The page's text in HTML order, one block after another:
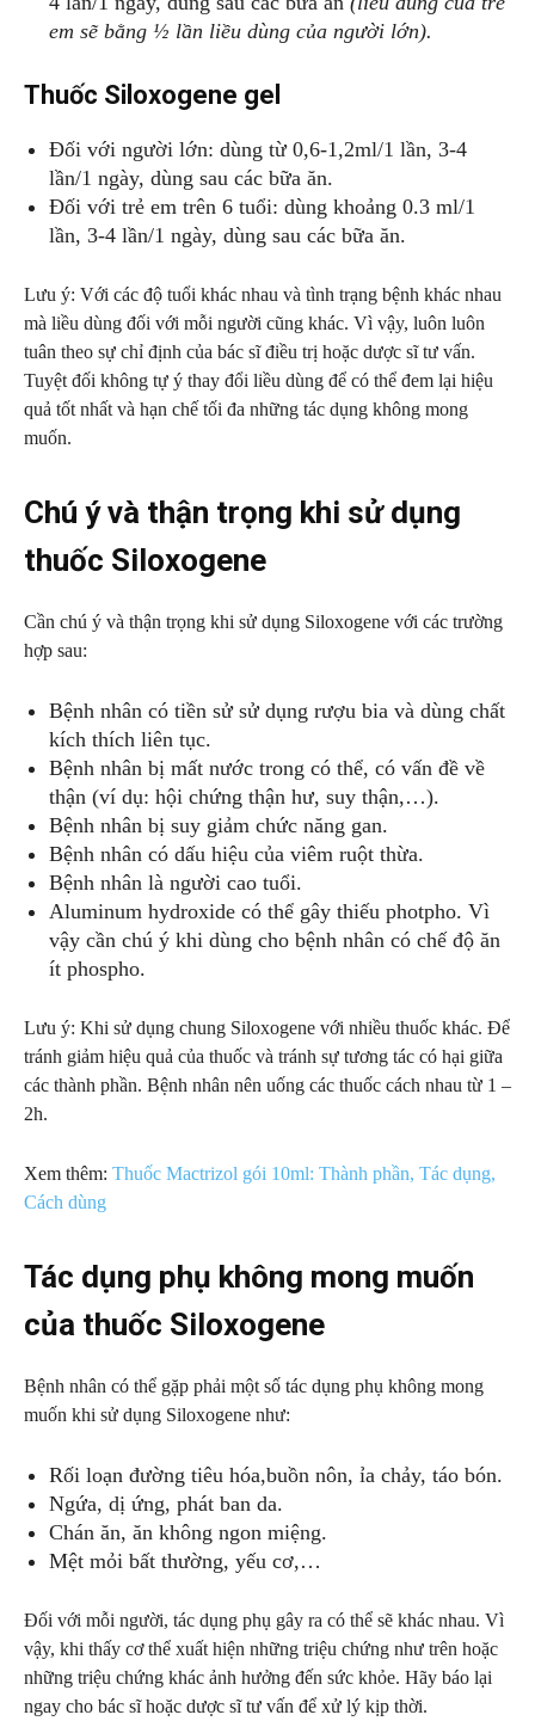
em sẽ bằng ½ lần liều dùng của người lớn).
Thuốc Siloxogene gel
Đối với người lớn: dùng từ 0,6-1,2ml/1 lần, 3-4
lần/1 ngày, dùng sau các bữa ăn.
Đối với trẻ em trên 6 tuổi: dùng khoảng 0.3 ml/1
lần, 3-4 lần/1 ngày, dùng sau các bữa ăn.
Lưu ý: Với các độ tuổi khác nhau và tình trạng bệnh khác nhau
mà liều dùng đối với mỗi người cũng khác. Vì vậy, luôn luôn
tuân theo sự chỉ định của bác sĩ điều trị hoặc dược sĩ tư vấn.
Tuyệt đối không tự ý thay đổi liều dùng để có thể đem lại hiệu
quả tốt nhất và hạn chế tối đa những tác dụng không mong
muốn.
Chú ý và thận trọng khi sử dụng
thuốc Siloxogene
Cần chú ý và thận trọng khi sử dụng Siloxogene với các trường
hợp sau:
Bệnh nhân có tiền sử sử dụng rượu bia và dùng chất
kích thích liên tục.
Bệnh nhân bị mất nước trong có thể, có vấn đề về
thận (ví dụ: hội chứng thận hư, suy thận,…).
Bệnh nhân bị suy giảm chức năng gan.
Bệnh nhân có dấu hiệu của viêm ruột thừa.
Bệnh nhân là người cao tuổi.
Aluminum hydroxide có thể gây thiếu photpho. Vì
vậy cần chú ý khi dùng cho bệnh nhân có chế độ ăn
ít phospho.
Lưu ý: Khi sử dụng chung Siloxogene với nhiều thuốc khác. Để
tránh giảm hiệu quả của thuốc và tránh sự tương tác có hại giữa
các thành phần. Bệnh nhân nên uống các thuốc cách nhau từ 1 –
2h.
Xem thêm: Thuốc Mactrizol gói 10ml: Thành phần, Tác dụng,
Cách dùng
Tác dụng phụ không mong muốn
của thuốc Siloxogene
Bệnh nhân có thể gặp phải một số tác dụng phụ không mong
muốn khi sử dụng Siloxogene như:
Rối loạn đường tiêu hóa,buồn nôn, ỉa chảy, táo bón.
Ngứa, dị ứng, phát ban da.
Chán ăn, ăn không ngon miệng.
Mệt mỏi bất thường, yếu cơ,…
Đối với mỗi người, tác dụng phụ gây ra có thể sẽ khác nhau. Vì
vậy, khi thấy cơ thể xuất hiện những triệu chứng như trên hoặc
những triệu chứng khác ảnh hưởng đến sức khỏe. Hãy báo lại
ngay cho bác sĩ hoặc dược sĩ tư vấn để xử lý kịp thời.